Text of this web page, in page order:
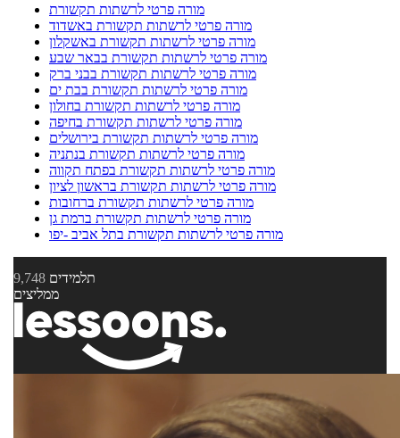
מורה פרטי לרשתות תקשורת
מורה פרטי לרשתות תקשורת באשדוד
מורה פרטי לרשתות תקשורת באשקלון
מורה פרטי לרשתות תקשורת בבאר שבע
מורה פרטי לרשתות תקשורת בבני ברק
מורה פרטי לרשתות תקשורת בבת ים
מורה פרטי לרשתות תקשורת בחולון
מורה פרטי לרשתות תקשורת בחיפה
מורה פרטי לרשתות תקשורת בירושלים
מורה פרטי לרשתות תקשורת בנתניה
מורה פרטי לרשתות תקשורת בפתח תקווה
מורה פרטי לרשתות תקשורת בראשון לציון
מורה פרטי לרשתות תקשורת ברחובות
מורה פרטי לרשתות תקשורת ברמת גן
מורה פרטי לרשתות תקשורת בתל אביב -יפו
9,748 תלמידים
ממליצים